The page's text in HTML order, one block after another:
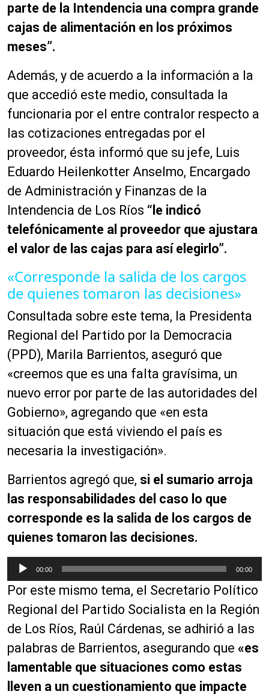
parte de la Intendencia una compra grande
cajas de alimentación en los próximos
meses”.
Además, y de acuerdo a la información a la
que accedió este medio, consultada la
funcionaria por el entre contralor respecto a
las cotizaciones entregadas por el
proveedor, ésta informó que su jefe, Luis
Eduardo Heilenkotter Anselmo, Encargado
de Administración y Finanzas de la
Intendencia de Los Ríos “le indicó
telefónicamente al proveedor que ajustara
el valor de las cajas para así elegirlo”.
«Corresponde la salida de los cargos
de quienes tomaron las decisiones»
Consultada sobre este tema, la Presidenta
Regional del Partido por la Democracia
(PPD), Marila Barrientos, aseguró que
«creemos que es una falta gravísima, un
nuevo error por parte de las autoridades del
Gobierno», agregando que «en esta
situación que está viviendo el país es
necesaria la investigación».
Barrientos agregó que, si el sumario arroja
las responsabilidades del caso lo que
corresponde es la salida de los cargos de
quienes tomaron las decisiones.
e
p
r
d
u
c
t
o
00:00 00:00
Por este mismo tema, el Secretario Político
Regional del Partido Socialista en la Región
de Los Ríos, Raúl Cárdenas, se adhirió a las
palabras de Barrientos, asegurando que «es
lamentable que situaciones como estas
lleven a un cuestionamiento que impacte